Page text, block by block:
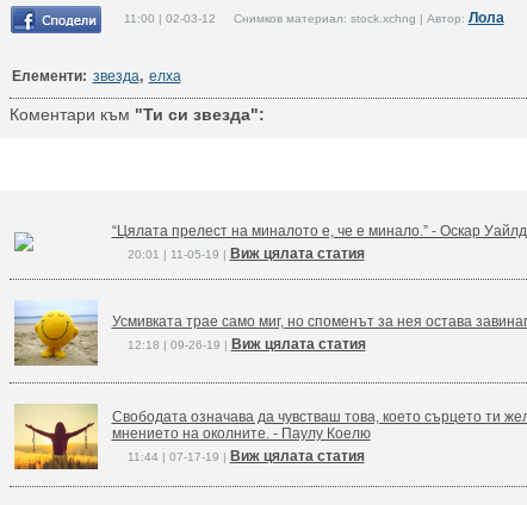
11:00 | 02-03-12 Снимков материал: stock.xchng | Автор: Лола
Елементи: звезда, елха
Коментари към "Ти си звезда":
“Цялата прелест на миналото е, че е минало.” - Оскар Уайлд
20:01 | 11-05-19 | Виж цялата статия
Усмивката трае само миг, но споменът за нея остава
12:18 | 09-26-19 | Виж цялата статия
Свободата означава да чувстваш това, което сърцето ти
мнението на околните. - Паулу Коелю
11:44 | 07-17-19 | Виж цялата статия